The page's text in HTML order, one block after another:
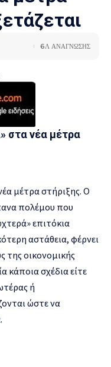
6Λ ΑΝΑΓΝΩΣΗΣ
στα νέα μέτρα
μέτρα στήριξης. Ο
πολέμου που
επιτόκια
αστάθεια, φέρνει
της οικονομικής
κάποια σχέδια είτε
ή
ώστε να